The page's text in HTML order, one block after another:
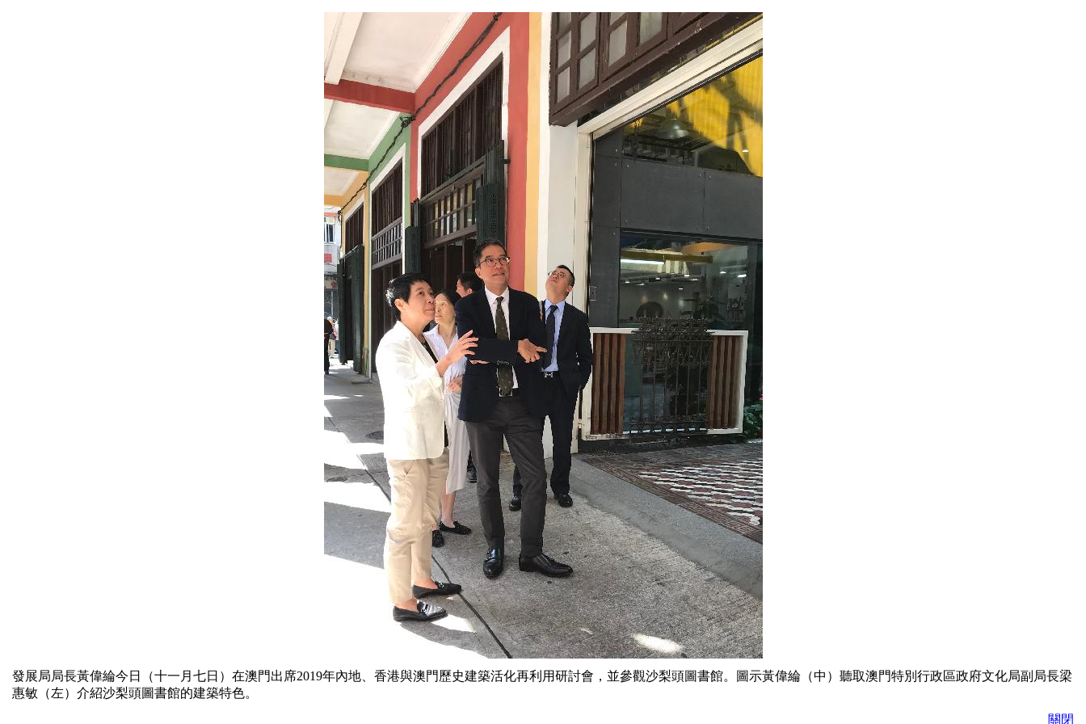
發展局局長黃偉綸今日（十一月七日）在澳門出席2019年內地、香港與澳門歷史建築活化再利用研討會，並參觀沙梨頭圖書館。圖示黃偉綸（中）聽取澳門特別行政區政府文化局副局長梁
惠敏（左）介紹沙梨頭圖書館的建築特色。
關閉